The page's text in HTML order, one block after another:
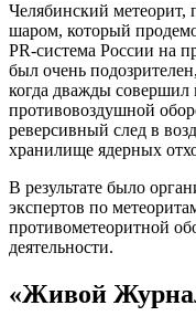
Челябинский метеорит,
шаром, который
PR-система России на
был очень
когда дважды совершил
противовоздушной
реверсивный след в
хранилище ядерных
В результате было
экспертов по
противометеоритной
деятельности.
«Живой